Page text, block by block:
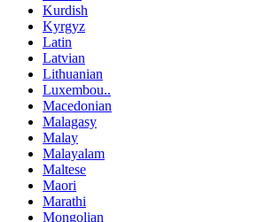
Kurdish
Kyrgyz
Latin
Latvian
Lithuanian
Luxembou..
Macedonian
Malagasy
Malay
Malayalam
Maltese
Maori
Marathi
Mongolian